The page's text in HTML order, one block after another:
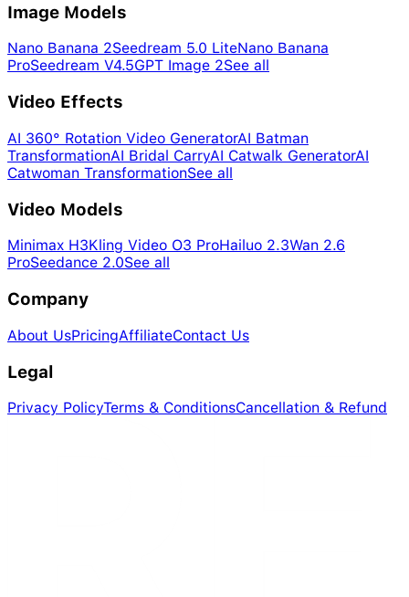
Image Models
Nano Banana 2Seedream 5.0 LiteNano Banana
ProSeedream V4.5GPT Image 2See all
Video Effects
AI 360° Rotation Video GeneratorAI Batman
TransformationAI Bridal CarryAI Catwalk GeneratorAI
Catwoman TransformationSee all
Video Models
Minimax H3Kling Video O3 ProHailuo 2.3Wan 2.6
ProSeedance 2.0See all
Company
About UsPricingAffiliateContact Us
Legal
Privacy PolicyTerms & ConditionsCancellation & Refund